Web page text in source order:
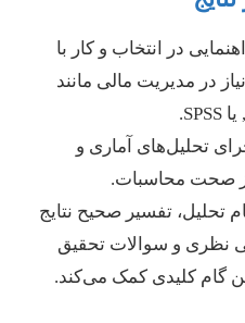
در انتخاب و کار با
مدیریت مالی مانند
آماری و
محاسبات.
تفسیر صحیح نتایج
و سوالات تحقیق
کلیدی کمک می‌کند.